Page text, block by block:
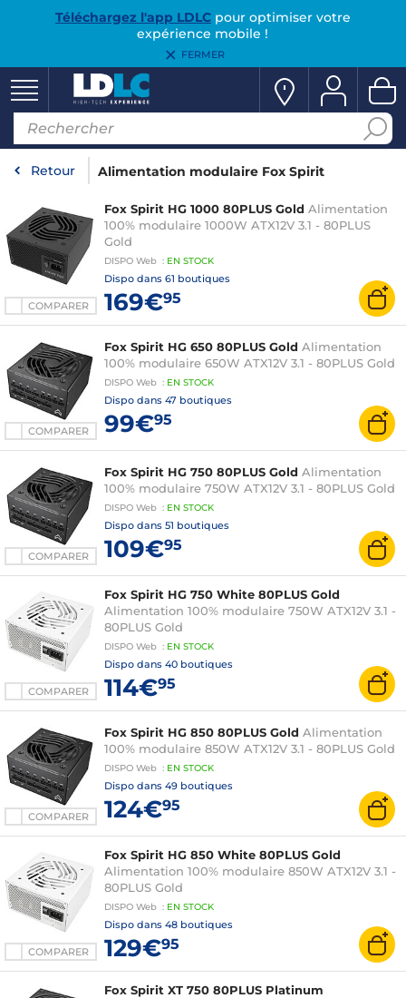
Téléchargez l'app LDLCpour optimiser votre
expérience mobile !
FERMER
Retour Alimentation modulaire Fox Spirit
COMPARER
Fox Spirit HG 1000 80PLUS Gold Alimentation
100% modulaire 1000W ATX12V 3.1 - 80PLUS
Gold
DISPO Web : EN STOCK
Dispo dans 61 boutiques
169€95
COMPARER
Fox Spirit HG 650 80PLUS Gold Alimentation
100% modulaire 650W ATX12V 3.1 - 80PLUS Gold
DISPO Web : EN STOCK
Dispo dans 47 boutiques
99€95
COMPARER
Fox Spirit HG 750 80PLUS Gold Alimentation
100% modulaire 750W ATX12V 3.1 - 80PLUS Gold
DISPO Web : EN STOCK
Dispo dans 51 boutiques
109€95
COMPARER
Fox Spirit HG 750 White 80PLUS Gold
Alimentation 100% modulaire 750W ATX12V 3.1 -
80PLUS Gold
DISPO Web : EN STOCK
Dispo dans 40 boutiques
114€95
COMPARER
Fox Spirit HG 850 80PLUS Gold Alimentation
100% modulaire 850W ATX12V 3.1 - 80PLUS Gold
DISPO Web : EN STOCK
Dispo dans 49 boutiques
124€95
COMPARER
Fox Spirit HG 850 White 80PLUS Gold
Alimentation 100% modulaire 850W ATX12V 3.1 -
80PLUS Gold
DISPO Web : EN STOCK
Dispo dans 48 boutiques
129€95
Fox Spirit XT 750 80PLUS Platinum